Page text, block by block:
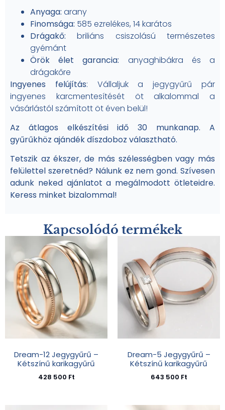
Anyaga: arany
Finomsága: 585 ezrelékes, 14 karátos
Drágakő:briliáns csiszolású természetes
gyémánt
Örök élet garancia: anyaghibákra és a
drágakőre
Ingyenes felújítás: Vállaljuk a jegygyűrű pár
ingyenes karcmentesítését öt alkalommal a
vásárlástól számított öt éven belül!
Az átlagos elkészítési idő 30 munkanap. A
gyűrűkhöz ajándék díszdoboz választható.
Tetszik az ékszer, de más szélességben vagy más
felülettel szeretnéd? Nálunk ez nem gond. Szívesen
adunk neked ajánlatot a megálmodott ötleteidre.
Keress minket bizalommal!
Kapcsolódó termékek
Dream-12 Jegygyűrű –
Kétszínű karikagyűrű
428 500 Ft
Dream-5 Jegygyűrű –
Kétszínű karikagyűrű
643 500 Ft